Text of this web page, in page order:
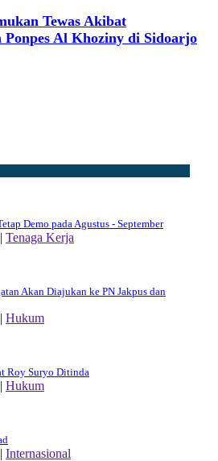
Tewas Akibat
Al Khoziny di Sidoarjo
Demo pada Agustus - September
Tenaga Kerja
Akan Diajukan ke PN Jakpus dan
Hukum
Roy Suryo Ditinda
Hukum
Internasional